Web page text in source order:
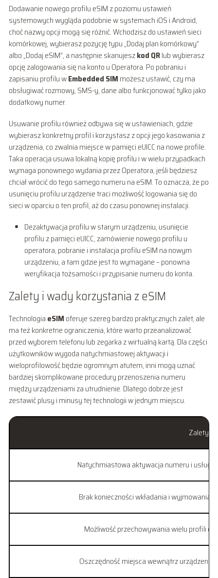
Dodawanie nowego profilu eSIM z poziomu ustawień
systemowych wygląda podobnie w systemach iOS i Android,
choć nazwy opcji mogą się różnić. Wchodzisz do ustawień sieci
komórkowej, wybierasz pozycję typu „Dodaj plan komórkowy”
albo „Dodaj eSIM”, a następnie skanujeszkod QRlub wybierasz
opcję zalogowania się na konto u Operatora. Po pobraniu i
zapisaniu profilu wEmbedded SIM możesz ustawić, czy ma
obsługiwać rozmowy, SMS-y, dane albo funkcjonować tylko jako
dodatkowy numer.
Usuwanie profilu również odbywa się w ustawieniach, gdzie
wybierasz konkretny profil i korzystasz z opcji jego kasowania z
urządzenia, co zwalnia miejsce w pamięci eUICC na nowe profile.
Taka operacja usuwa lokalną kopię profilu i w wielu przypadkach
wymaga ponownego wydania przez Operatora, jeśli będziesz
chciał wrócić do tego samego numeru na eSIM. To oznacza, że po
usunięciu profilu urządzenie traci możliwość logowania się do
sieci w oparciu o ten profil, aż do czasu ponownej instalacji.
Dezaktywacja profilu w starym urządzeniu, usunięcie
profilu z pamięci eUICC, zamówienie nowego profilu u
operatora, pobranie i instalacja profilu eSIM na nowym
urządzeniu, a tam gdzie jest to wymagane – ponowna
weryfikacja tożsamości i przypisanie numeru do konta.
Zalety i wady korzystania z eSIM
Technologia eSIM oferuje szereg bardzo praktycznych zalet, ale
ma też konkretne ograniczenia, które warto przeanalizować
przed wyborem telefonu lub zegarka z wirtualną kartą. Dla części
użytkowników wygoda natychmiastowej aktywacji i
wieloprofilowość będzie ogromnym atutem, inni mogą uznać
bardziej skomplikowane procedury przenoszenia numeru
między urządzeniami za utrudnienie. Dlatego dobrze jest
zestawić plusy i minusy tej technologii w jednym miejscu.
Zalety
Natychmiastowa aktywacja numeru i usług
Brak konieczności wkładania i wyjmowania
Możliwość przechowywania wielu profili
Oszczędność miejsca wewnątrz urządzenia